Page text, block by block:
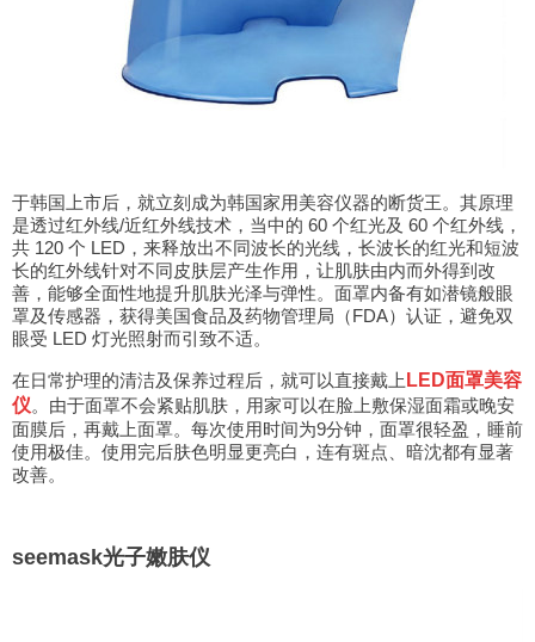
于韩国上市后，就立刻成为韩国家用美容仪器的断货王。其原理
是透过红外线/近红外线技术，当中的 60 个红光及 60 个红外线，
共 120 个 LED，来释放出不同波长的光线，长波长的红光和短波
长的红外线针对不同皮肤层产生作用，让肌肤由内而外得到改
善，能够全面性地提升肌肤光泽与弹性。面罩内备有如潜镜般眼
罩及传感器，获得美国食品及药物管理局（FDA）认证，避免双
眼受 LED 灯光照射而引致不适。
在日常护理的清洁及保养过程后，就可以直接戴上 LED面罩美容
仪。由于面罩不会紧贴肌肤，用家可以在脸上敷保湿面霜或晚安
面膜后，再戴上面罩。每次使用时间为9分钟，面罩很轻盈，睡前
使用极佳。使用完后肤色明显更亮白，连有斑点、暗沈都有显著
改善。
seemask光子嫩肤仪